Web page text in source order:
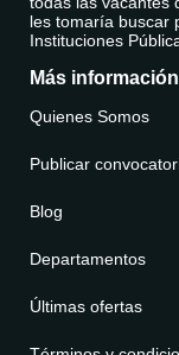
les tomaría buscar
Instituciones
Más información
Quienes Somos
Publicar
Blog
Departamentos
Últimas ofertas